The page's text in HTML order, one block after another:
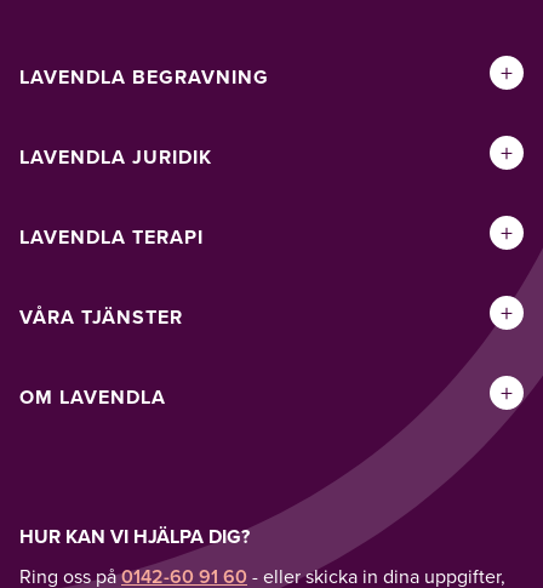
LAVENDLA BEGRAVNING +
LAVENDLA JURIDIK +
LAVENDLA TERAPI +
VÅRA TJÄNSTER +
OM LAVENDLA +
HUR KAN VI HJÄLPA DIG?
Ring oss på0142-60 91 60- eller skicka in dina uppgifter,